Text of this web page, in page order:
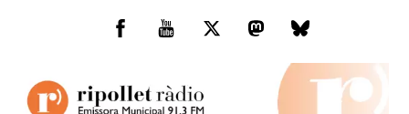
Facebook
You
TwitterMastodonBluesky